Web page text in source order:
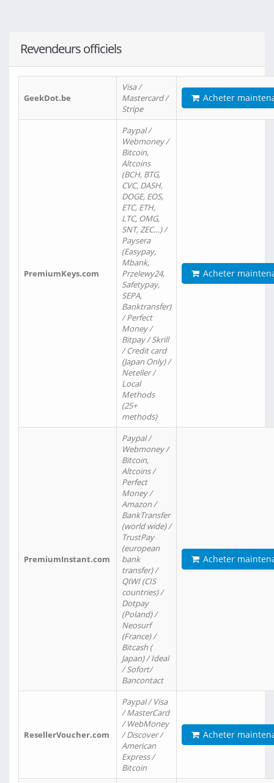
Revendeurs officiels
GeekDot.be
Visa /
Mastercard /
Stripe
Acheter
PremiumKeys.com
Paypal /
Webmoney /
Bitcoin,
Altcoins
(BCH, BTG,
CVC, DASH,
DOGE, EOS,
ETC, ETH,
LTC, OMG,
SNT, ZEC…) /
Paysera
(Easypay,
Mbank,
Przelewy24,
Safetypay,
SEPA,
Banktransfer)
/ Perfect
Money /
Bitpay / Skrill
/ Credit card
(Japan Only) /
Neteller /
Local
Methods
(25+
methods)
Acheter
PremiumInstant.com
Paypal /
Webmoney /
Bitcoin,
Altcoins /
Perfect
Money /
Amazon /
BankTransfer
(world wide) /
TrustPay
(european
bank
transfer) /
QIWI (CIS
countries) /
Dotpay
(Poland) /
Neosurf
(France) /
Bitcash (
Japan) / Ideal
/ Sofort/
Bancontact
Acheter
ResellerVoucher.com
Paypal / Visa
/ MasterCard
/ WebMoney
/ Discover /
American
Express /
Bitcoin
Acheter